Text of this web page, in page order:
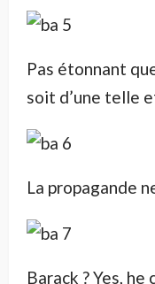
Pas étonnant
soit d’une telle
La propagande
Barack ? Yes, he